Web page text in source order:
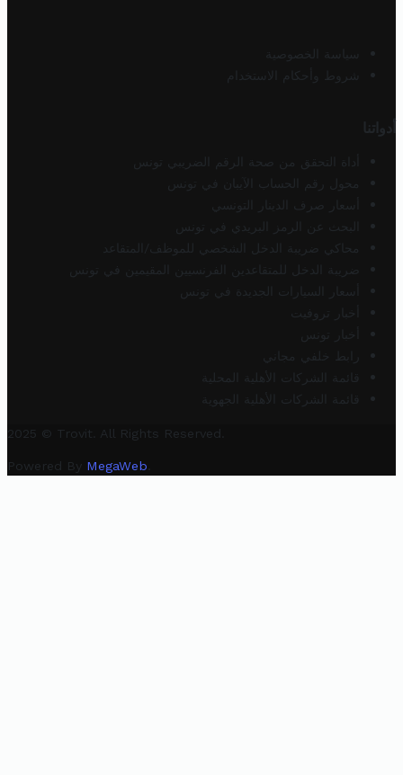
سياسة الخصوصية
شروط وأحكام الاستخدام
أدواتنا
أداة التحقق من صحة الرقم الضريبي تونس
محول رقم الحساب الآيبان في تونس
أسعار صرف الدينار التونسي
البحث عن الرمز البريدي في تونس
محاكي ضريبة الدخل الشخصي للموظف/المتقاعد
ضريبة الدخل للمتقاعدين الفرنسيين المقيمين في تونس
أسعار السيارات الجديدة في تونس
أخبار تروفيت
أخبار تونس
رابط خلفي مجاني
قائمة الشركات الأهلية المحلية
قائمة الشركات الأهلية الجهوية
2025 © Trovit. All Rights Reserved.
Powered By MegaWeb